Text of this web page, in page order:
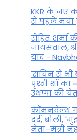
KKR के नए
से पहले मचा
रोहित
जायसवाल,
याद -
'सचिन से भी
पृथ्वी शॉ का
उथप्पा की
कॉमनवेल्थ
दर्द, बोली,
नेता–मंत्री